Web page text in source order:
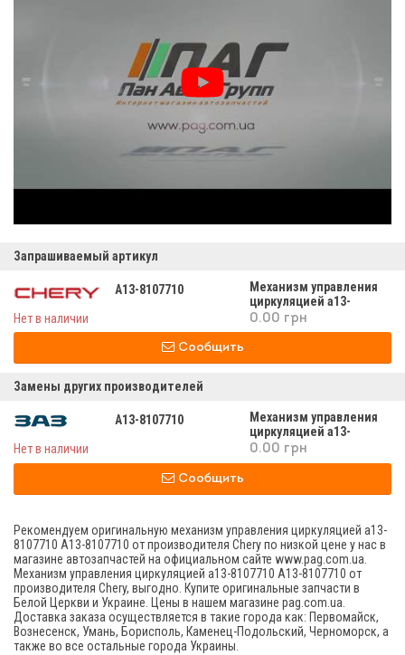
Запрашиваемый артикул
A13-8107710
Механизм управления
циркуляцией а13-
8107710
Нет в наличии 0.00 грн
Сообщить
Замены других производителей
A13-8107710
Механизм управления
циркуляцией а13-
8107710
Нет в наличии 0.00 грн
Сообщить
Рекомендуем оригинальную механизм управления циркуляцией а13-
8107710 A13-8107710 от производителя Chery по низкой цене у нас в
магазине автозапчастей на официальном сайте www.pag.com.ua.
Механизм управления циркуляцией а13-8107710 A13-8107710 от
производителя Chery, выгодно. Купите оригинальные запчасти в
Белой Церкви и Украине. Цены в нашем магазине pag.com.ua.
Доставка заказа осуществляется в такие города как: Первомайск,
Вознесенск, Умань, Борисполь, Каменец-Подольский, Черноморск, а
также во все остальные города Украины.